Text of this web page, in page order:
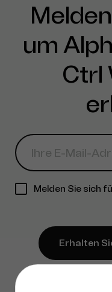
um
Ctrl
Melden Sie sich
Erhalten